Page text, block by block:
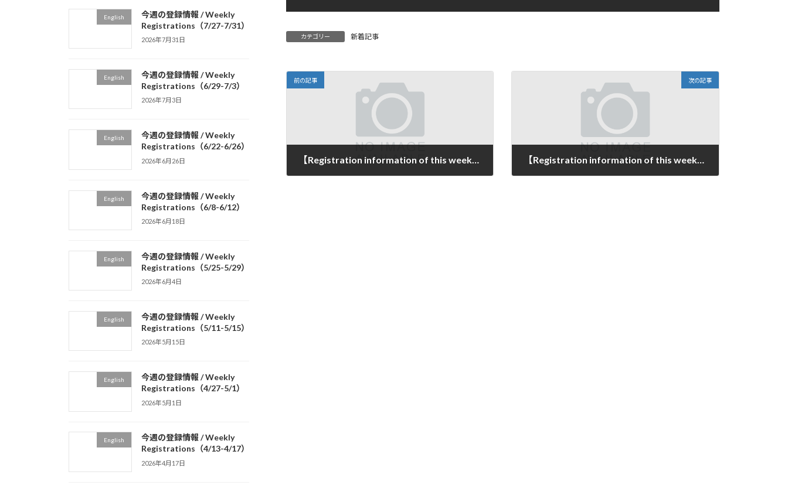
カテゴリー 新着記事
前の記事
【Registration information of this week（11/1～11/5）】
次の記事
【Registration information of this week（11/8～11/12）】
English
今週の登録情報 / Weekly
Registrations（7/27-7/31）
2026年7月31日
English
今週の登録情報 / Weekly
Registrations（6/29-7/3）
2026年7月3日
English
今週の登録情報 / Weekly
Registrations（6/22-6/26）
2026年6月26日
English
今週の登録情報 / Weekly
Registrations（6/8-6/12）
2026年6月18日
English
今週の登録情報 / Weekly
Registrations（5/25-5/29）
2026年6月4日
English
今週の登録情報 / Weekly
Registrations（5/11-5/15）
2026年5月15日
English
今週の登録情報 / Weekly
Registrations（4/27-5/1）
2026年5月1日
English
今週の登録情報 / Weekly
Registrations（4/13-4/17）
2026年4月17日